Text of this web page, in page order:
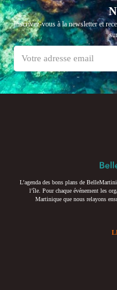
Inscrivez-vous à la newsletter et
L’agenda des bons plans de
l’île. Pour chaque événement les
Martinique que nous relayons